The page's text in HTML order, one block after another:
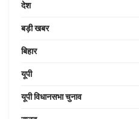
देश
बड़ी खबर
बिहार
यूपी
यूपी विधानसभा चुनाव